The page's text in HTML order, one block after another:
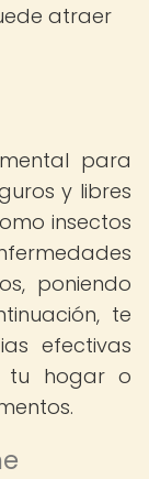
atraer
para
y libres
insectos
poniendo
te
efectivas
tu hogar o